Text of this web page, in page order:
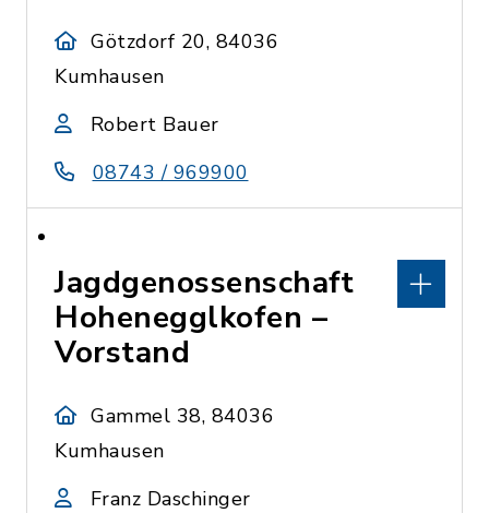
Götzdorf 20, 84036
Kumhausen
Robert Bauer
08743 / 969900
Jagdgenossenschaft
Hohenegglkofen –
Vorstand
Gammel 38, 84036
Kumhausen
Franz Daschinger